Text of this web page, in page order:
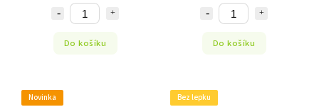
Do košíku Do košíku
Novinka
Bez lepku